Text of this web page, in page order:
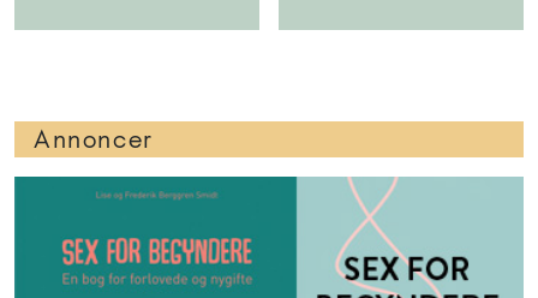
Annoncer